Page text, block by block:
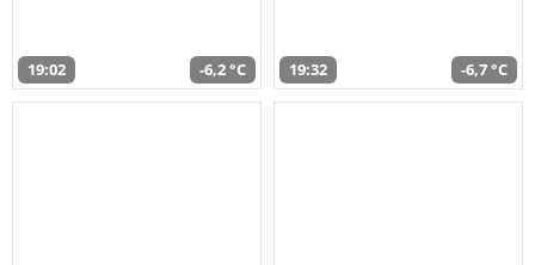
19:02 -6,2 °C 19:32 -6,7 °C